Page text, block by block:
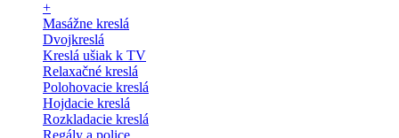
+
Masážne kreslá
Dvojkreslá
Kreslá ušiak k TV
Relaxačné kreslá
Polohovacie kreslá
Hojdacie kreslá
Rozkladacie kreslá
Regály a police